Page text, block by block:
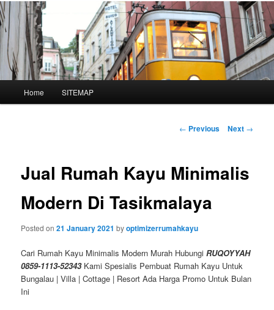
Skip
content
Home SITEMAP
Post
← Previous Next →
Jual Rumah Kayu Minimalis
Modern Di Tasikmalaya
Posted on21 January 2021 byoptimizerrumahkayu
Cari Rumah Kayu Minimalis Modern Murah HubungiRUQOYYAH
0859-1113-52343Kami Spesialis Pembuat Rumah Kayu Untuk
Bungalau | Villa | Cottage | Resort Ada Harga Promo Untuk Bulan
Ini